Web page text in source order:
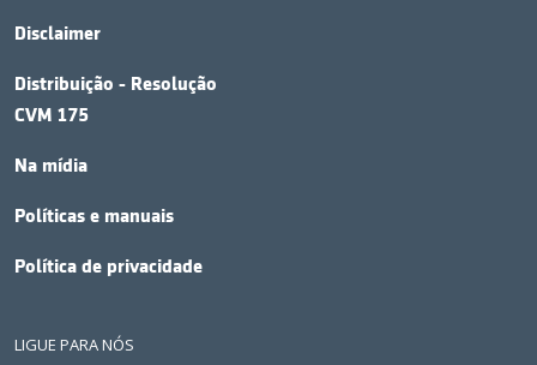
Disclaimer
Distribuição - Resolução
CVM 175
Na mídia
Políticas e manuais
Política de privacidade
LIGUE PARA NÓS